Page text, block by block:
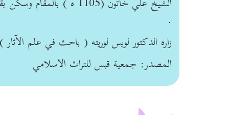
.
زاره الدكتور لويس لوريته ( باحث في علم الآثار )
المصدر: جمعية قبس للتراث الاسلامي